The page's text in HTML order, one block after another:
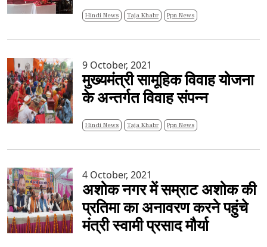
Hindi News Taja Khabr Ppn News
9 October, 2021
मुख्यमंत्री सामूहिक विवाह योजना
के अन्तर्गत विवाह संपन्न
Hindi News Taja Khabr Ppn News
4 October, 2021
अशोक नगर में सम्राट अशोक की
प्रतिमा का अनावरण करने पहुंचे
मंत्री स्वामी प्रसाद मौर्या